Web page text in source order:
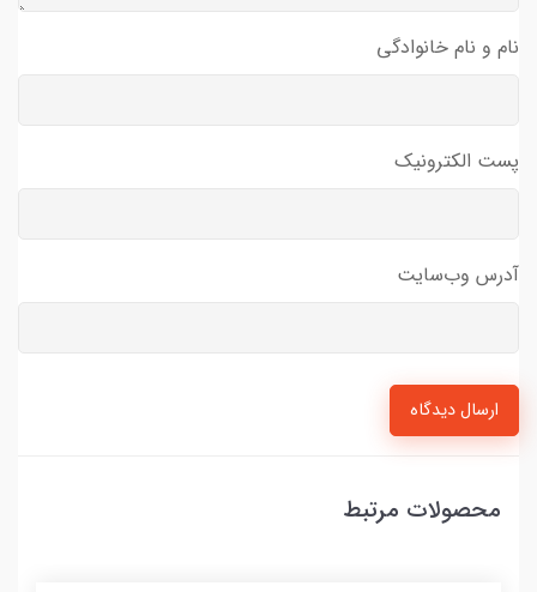
نام و نام خانوادگی
پست الکترونیک
آدرس وب‌سایت
ارسال دیدگاه
محصولات مرتبط